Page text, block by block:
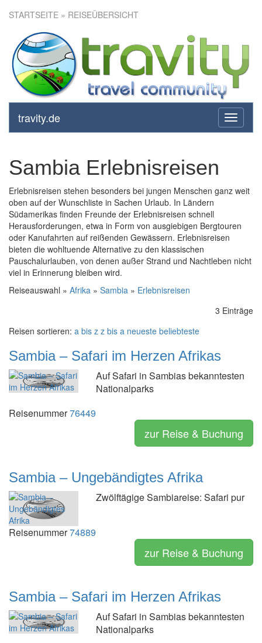
STARTSEITE » REISEÜBERSICHT
toggle
travity.de
Sambia Erlebnisreisen
Erlebnisreisen stehen besonders bei jungen Menschen ganz weit
oben auf der Wunschliste in Sachen Urlaub. In Ländern
Südamerikas finden Freunde der Erlebnisreisen schnell
Herausforderungen, etwa in Form von ausgiebigen Bergtouren
oder Kanufahrten auf reißenden Gewässern. Erlebnisreisen
bieten die wohltuende Alternative zu den klassischen
Pauschalurlauben, von denen außer Strand und Nachtleben nicht
viel in Erinnerung bleiben wird.
Reiseauswahl » Afrika » Sambia » Erlebnisreisen
3 Einträge
Reisen sortieren: a bis z z bis a neueste beliebteste
Sambia – Safari im Herzen Afrikas
Auf Safari in Sambias bekanntesten
Nationalparks
Reisenummer76449
zur Reise & Buchung
Sambia – Ungebändigtes Afrika
Zwölftägige Sambiareise: Safari pur
Reisenummer74889
zur Reise & Buchung
Sambia – Safari im Herzen Afrikas
Auf Safari in Sambias bekanntesten
Nationalparks